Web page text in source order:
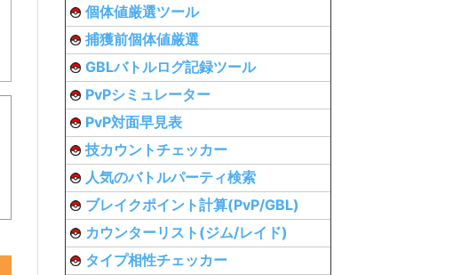
個体値厳選ツール
捕獲前個体値厳選
GBLバトルログ記録ツール
PvPシミュレーター
PvP対面早見表
技カウントチェッカー
人気のバトルパーティ検索
ブレイクポイント計算(PvP/GBL)
カウンターリスト(ジム/レイド)
タイプ相性チェッカー